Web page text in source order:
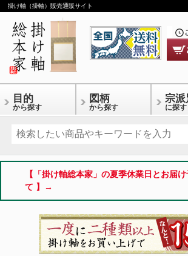
掛け軸（掛軸）販売通販サイト
目的
から探す
図柄
から探す
宗派
に探す
【「掛け軸総本家」の夏季休業日とお届
て 】→